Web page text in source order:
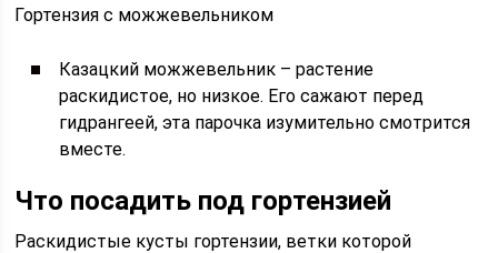
Гортензия с можжевельником
Казацкий можжевельник – растение
раскидистое, но низкое. Его сажают перед
гидрангеей, эта парочка изумительно смотрится
вместе.
Что посадить под гортензией
Раскидистые кусты гортензии, ветки которой